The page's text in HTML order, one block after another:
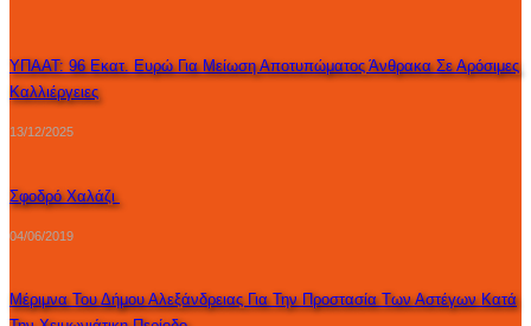
ΥΠΑΑΤ: 96 Εκατ. Ευρώ Για Μείωση Αποτυπώματος Άνθρακα Σε Αρόσιμες
Καλλιέργειες
13/12/2025
Σφοδρό Χαλάζι
04/06/2019
Μέριμνα Του Δήμου Αλεξάνδρειας Για Την Προστασία Των Αστέγων Κατά